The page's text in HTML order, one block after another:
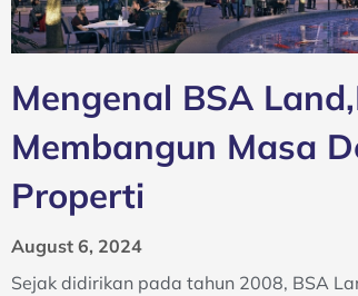
Mengenal BSA
Membangun Masa
Properti
August 6, 2024
Sejak didirikan pada tahun 2008, BSA